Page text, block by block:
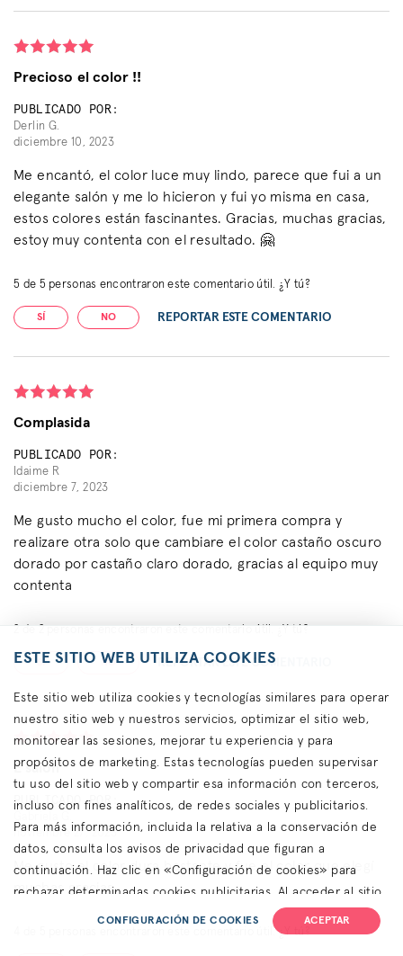
Precioso el color !!
PUBLICADO POR:
Derlin G.
diciembre 10, 2023
Me encantó, el color luce muy lindo, parece que fui a un
elegante salón y me lo hicieron y fui yo misma en casa,
estos colores están fascinantes. Gracias, muchas gracias,
estoy muy contenta con el resultado. 🤗
5 de 5 personas encontraron este comentario útil. ¿Y tú?
SÍ NO REPORTAR ESTE COMENTARIO
Complasida
PUBLICADO POR:
Idaime R
diciembre 7, 2023
Me gusto mucho el color, fue mi primera compra y
realizare otra solo que cambiare el color castaño oscuro
dorado por castaño claro dorado, gracias al equipo muy
contenta
2 2 personas encontraron este comentario útil. ¿Y tú?
SÍ NO REPORTAR ESTE COMENTARIO
E salon
PUBLICADO POR:
noviembre 27, 2023
Me gusto el color dura bastante y fue el color que elegí
muchas gracias
personas encontraron este comentario útil. ¿Y tú?
ESTE SITIO WEB UTILIZA COOKIES
Este sitio web utiliza cookies y tecnologías similares para operar
nuestro sitio web y nuestros servicios, optimizar el sitio web,
monitorear las sesiones, mejorar tu experiencia y para
propósitos de marketing. Estas tecnologías pueden supervisar
tu uso del sitio web y compartir esa información con terceros,
incluso con fines analíticos, de redes sociales y publicitarios.
Para más información, incluida la relativa a la conservación de
datos, consulta los avisos de privacidad que figuran a
continuación. Haz clic en «Configuración de cookies» para
rechazar determinadas cookies publicitarias. Al acceder al sitio
web o utilizarlo, aceptas el uso de cookies para recopilar y
compartir tu información, así como nuestrasCondiciones de
ACEPTAR
CONFIGURACIÓN DE COOKIES